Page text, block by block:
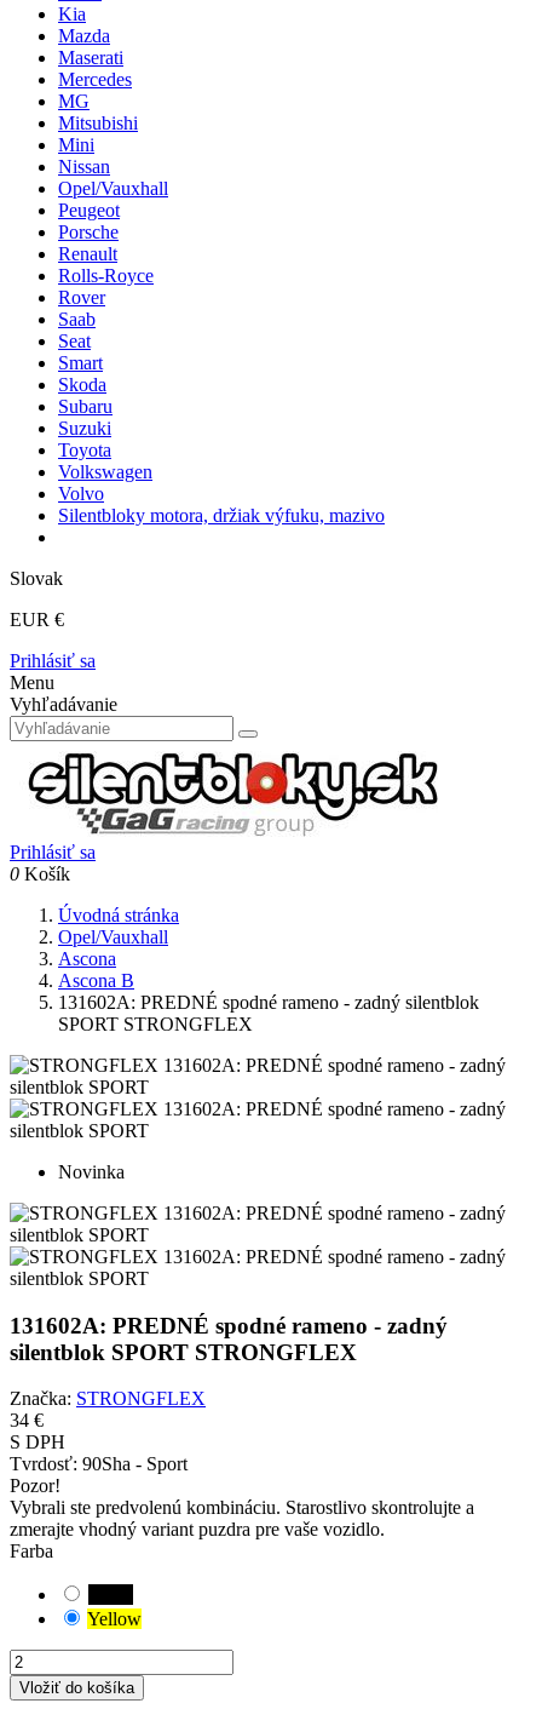
Kia
Mazda
Maserati
Mercedes
MG
Mitsubishi
Mini
Nissan
Opel/Vauxhall
Peugeot
Porsche
Renault
Rolls-Royce
Rover
Saab
Seat
Smart
Skoda
Subaru
Suzuki
Toyota
Volkswagen
Volvo
Silentbloky motora, držiak výfuku, mazivo
Slovak
EUR €
Prihlásiť sa
Menu
Vyhľadávanie
Prihlásiť sa
0 Košík
Úvodná stránka
Opel/Vauxhall
Ascona
Ascona B
131602A: PREDNÉ spodné rameno - zadný silentblok
SPORT STRONGFLEX
Novinka
131602A: PREDNÉ spodné rameno - zadný
silentblok SPORT STRONGFLEX
Značka: STRONGFLEX
34 €
S DPH
Tvrdosť: 90Sha - Sport
Pozor!
Vybrali ste predvolenú kombináciu. Starostlivo skontrolujte a
zmerajte vhodný variant puzdra pre vaše vozidlo.
Farba
Yellow
Vložiť do košíka